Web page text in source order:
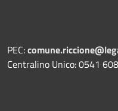
PEC:
Centralino Unico: 0541